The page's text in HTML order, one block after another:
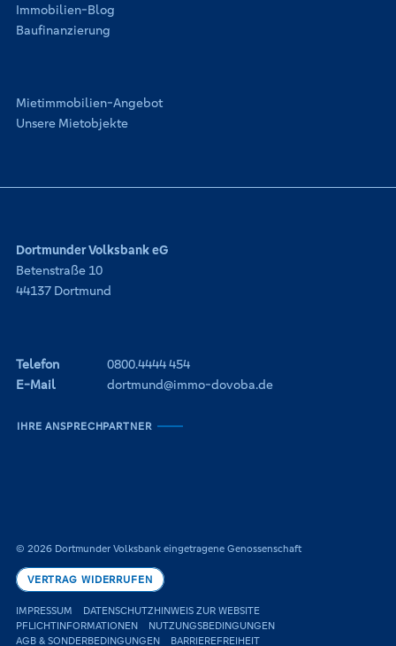
Immobilien-Blog
Baufinanzierung
Mietimmobilien-Angebot
Unsere Mietobjekte
Dortmunder Volksbank eG
Betenstraße 10
44137 Dortmund
Telefon
0800.4444 454
E-Mail
dortmund@immo-dovoba.de
IHRE ANSPRECHPARTNER
© 2026 Dortmunder Volksbank eingetragene Genossenschaft
VERTRAG WIDERRUFEN
IMPRESSUM
DATENSCHUTZHINWEIS ZUR WEBSITE
PFLICHTINFORMATIONEN
NUTZUNGSBEDINGUNGEN
AGB & SONDERBEDINGUNGEN
BARRIEREFREIHEIT